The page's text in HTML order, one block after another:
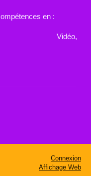
en :
Vidéo Vidéo,
Connexion
Affichage Web